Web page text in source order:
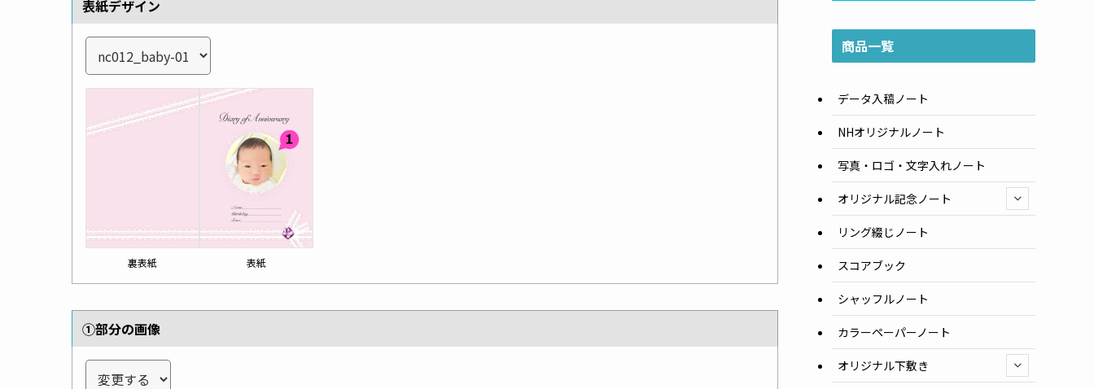
表紙デザイン
裏表紙 表紙
①部分の画像
商品一覧
データ入稿ノート
NHオリジナルノート
写真・ロゴ・文字入れノート
オリジナル記念ノート
リング綴じノート
スコアブック
シャッフルノート
カラーペーパーノート
オリジナル下敷き